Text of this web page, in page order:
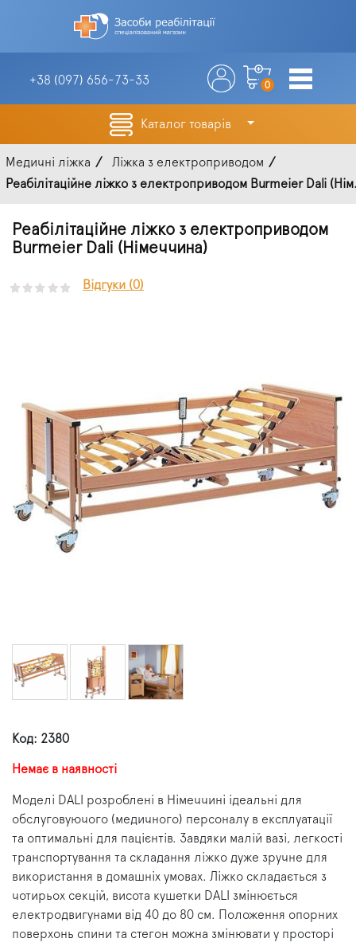
+38 (097) 656-73-33 0
Каталог товарів
Медичні ліжка
Ліжка з електроприводом
Реабілітаційне ліжко з електроприводом Burmeier Dali
Реабілітаційне ліжко з електроприводом
Burmeier Dali (Німеччина)
Відгуки (0)
Код: 2380
Немає в наявності
Моделі DALI розроблені в Німеччині ідеальні для
обслуговуючого (медичного) персоналу в експлуатації
та оптимальні для пацієнтів. Завдяки малій вазі, легкості
транспортування та складання ліжко дуже зручне для
використання в домашніх умовах. Ліжко складається з
чотирьох секцій, висота кушетки DALI змінюється
електродвигунами від 40 до 80 см. Положення опорних
поверхонь спини та стегон можна змінювати у просторі